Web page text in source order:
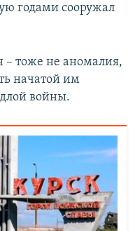
годами сооружал
– тоже не аномалия,
начатой им
войны.